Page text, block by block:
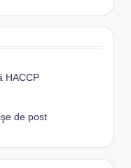
HACCP
de post